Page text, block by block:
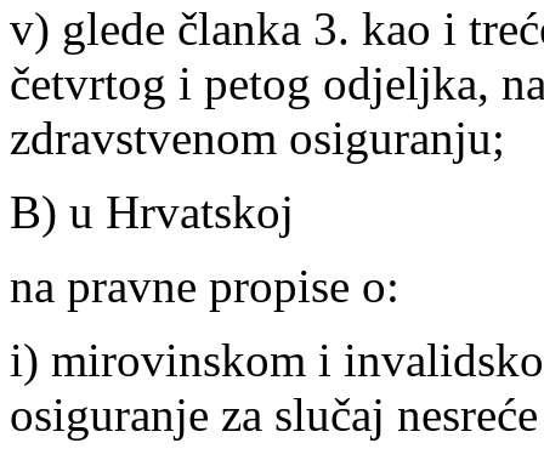
v) glede članka 3. kao i
četvrtog i petog odjeljka,
zdravstvenom osiguranju;
B) u Hrvatskoj
na pravne propise o:
i) mirovinskom i
osiguranje za slučaj